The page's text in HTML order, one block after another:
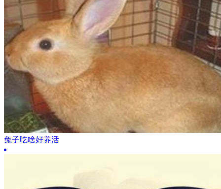
兔子吃啥好养活